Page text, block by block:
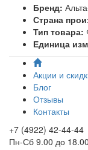
Бренд:
Страна
Тип товара:
Единица
Акции и
Блог
Отзывы
Контакты
+7 (4922) 42-44-44
Пн-Сб 9.00 до 18.00